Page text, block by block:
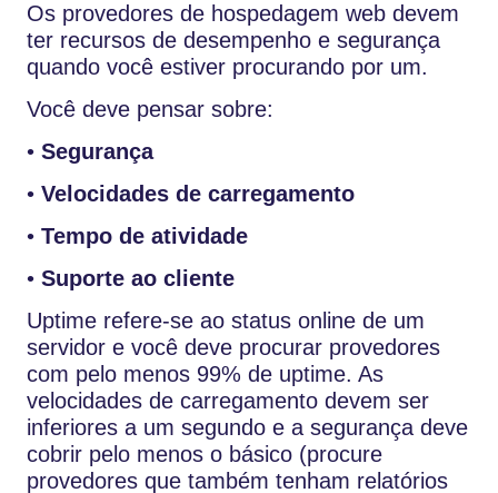
Os provedores de hospedagem web devem
ter recursos de desempenho e segurança
quando você estiver procurando por um.
Você deve pensar sobre:
• Segurança
• Velocidades de carregamento
• Tempo de atividade
• Suporte ao cliente
Uptime refere-se ao status online de um
servidor e você deve procurar provedores
com pelo menos 99% de uptime. As
velocidades de carregamento devem ser
inferiores a um segundo e a segurança deve
cobrir pelo menos o básico (procure
provedores que também tenham relatórios